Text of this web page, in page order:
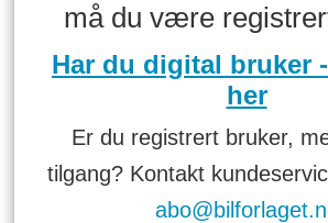
må du være
Har du digital bruker
her
Er du registrert bruker,
tilgang? Kontakt